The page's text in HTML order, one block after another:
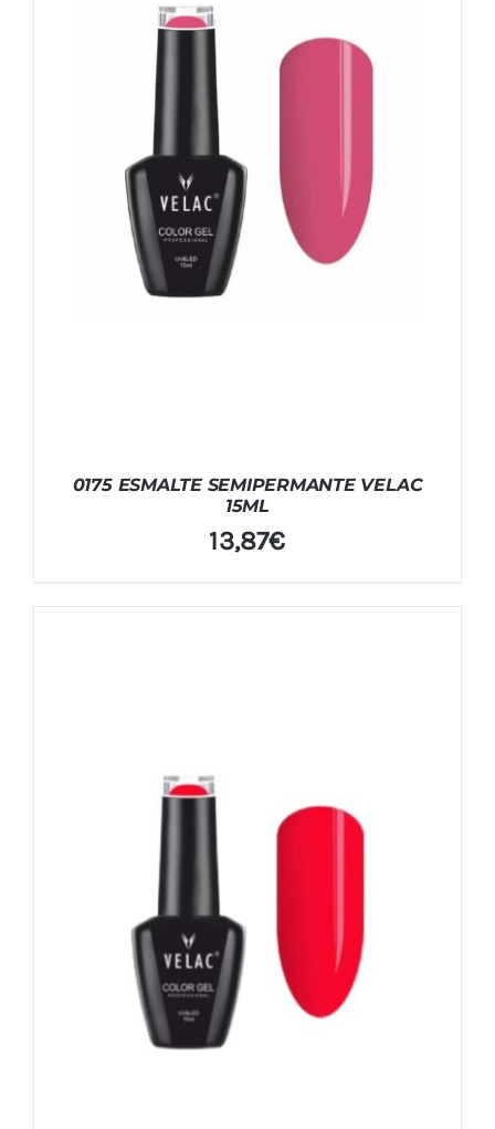
0175 ESMALTE SEMIPERMANTE VELAC
15ML
13,87€